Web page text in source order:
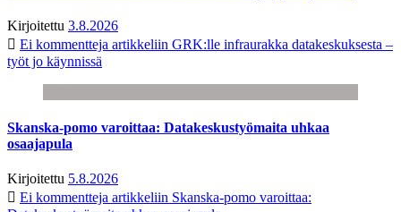
Kirjoitettu 3.8.2026
Ei kommentteja artikkeliin GRK:lle infraurakka datakeskuksesta –
työt jo käynnissä
Skanska-pomo varoittaa: Datakeskustyömaita uhkaa
osaajapula
Kirjoitettu 5.8.2026
Ei kommentteja artikkeliin Skanska-pomo varoittaa: